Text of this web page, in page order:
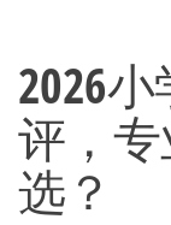
2026
评，
选？